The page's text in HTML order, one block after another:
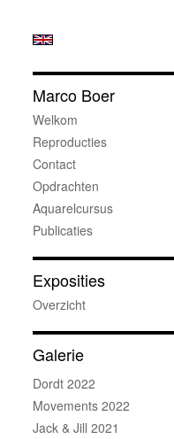
Marco Boer
Welkom
Reproducties
Contact
Opdrachten
Aquarelcursus
Publicaties
Exposities
Overzicht
Galerie
Dordt 2022
Movements 2022
Jack & Jill 2021